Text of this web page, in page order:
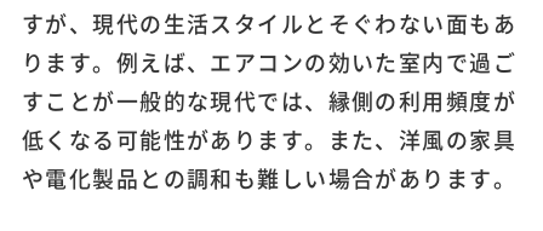
すが、現代の生活スタイルとそぐわない面もあ
ります。例えば、エアコンの効いた室内で過ご
すことが一般的な現代では、縁側の利用頻度が
低くなる可能性があります。また、洋風の家具
や電化製品との調和も難しい場合があります。